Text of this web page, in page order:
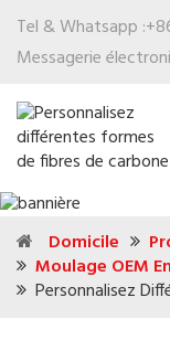
Tel & Whatsapp :
Messagerie
Domicile
Moulage OEM
Personnalisez